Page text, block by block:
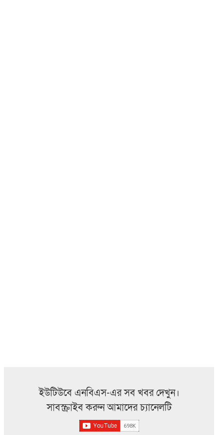
ইউটিউবে এনবিএস-এর সব খবর দেখুন।
সাবস্ক্রাইব করুন আমাদের চ্যানেলটি